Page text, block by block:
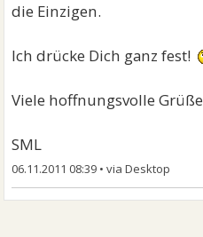
die Einzigen.
Ich drücke Dich ganz fest!
Viele hoffnungsvolle Grüße
SML
06.11.2011 08:39 •